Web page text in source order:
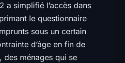
a simplifié l’accès dans
le questionnaire
sous un certain
d’âge en fin de
des ménages qui se